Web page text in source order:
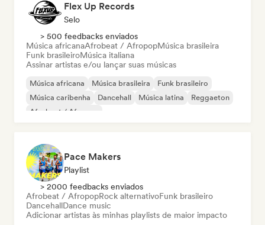
Flex Up Records
Selo
> 500 feedbacks enviados
Música africanaAfrobeat / AfropopMúsica brasileira
Funk brasileiroMúsica italiana
Assinar artistas e/ou lançar suas músicas
Música africana Música brasileira
Funk brasileiro
Música caribenha
Dancehall Música latina
Reggaeton
Afrobeat / Afropop
Pace Makers
Playlist
> 2000 feedbacks enviados
Afrobeat / AfropopRock alternativoFunk brasileiro
DancehallDance music
Adicionar artistas às minhas playlists de maior impacto